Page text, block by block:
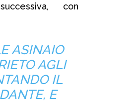
con
ASINAIO
AGLI
IL
E